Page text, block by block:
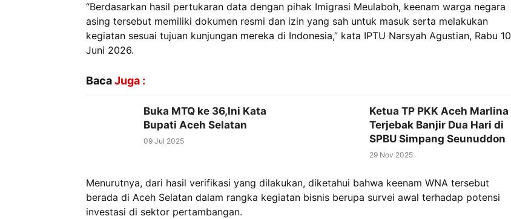
“Berdasarkan hasil pertukaran data dengan pihak Imigrasi Meulaboh, keenam warga negara
asing tersebut memiliki dokumen resmi dan izin yang sah untuk masuk serta melakukan
kegiatan sesuai tujuan kunjungan mereka di Indonesia,” kata IPTU Narsyah Agustian, Rabu 10
Juni 2026.
BacaJuga :
Buka MTQ ke 36,Ini Kata
Bupati Aceh Selatan
09 Jul 2025
Ketua TP PKK Aceh Marlina
Terjebak Banjir Dua Hari di
SPBU Simpang Seunuddon
29 Nov 2025
Menurutnya, dari hasil verifikasi yang dilakukan, diketahui bahwa keenam WNA tersebut
berada di Aceh Selatan dalam rangka kegiatan bisnis berupa survei awal terhadap potensi
investasi di sektor pertambangan.